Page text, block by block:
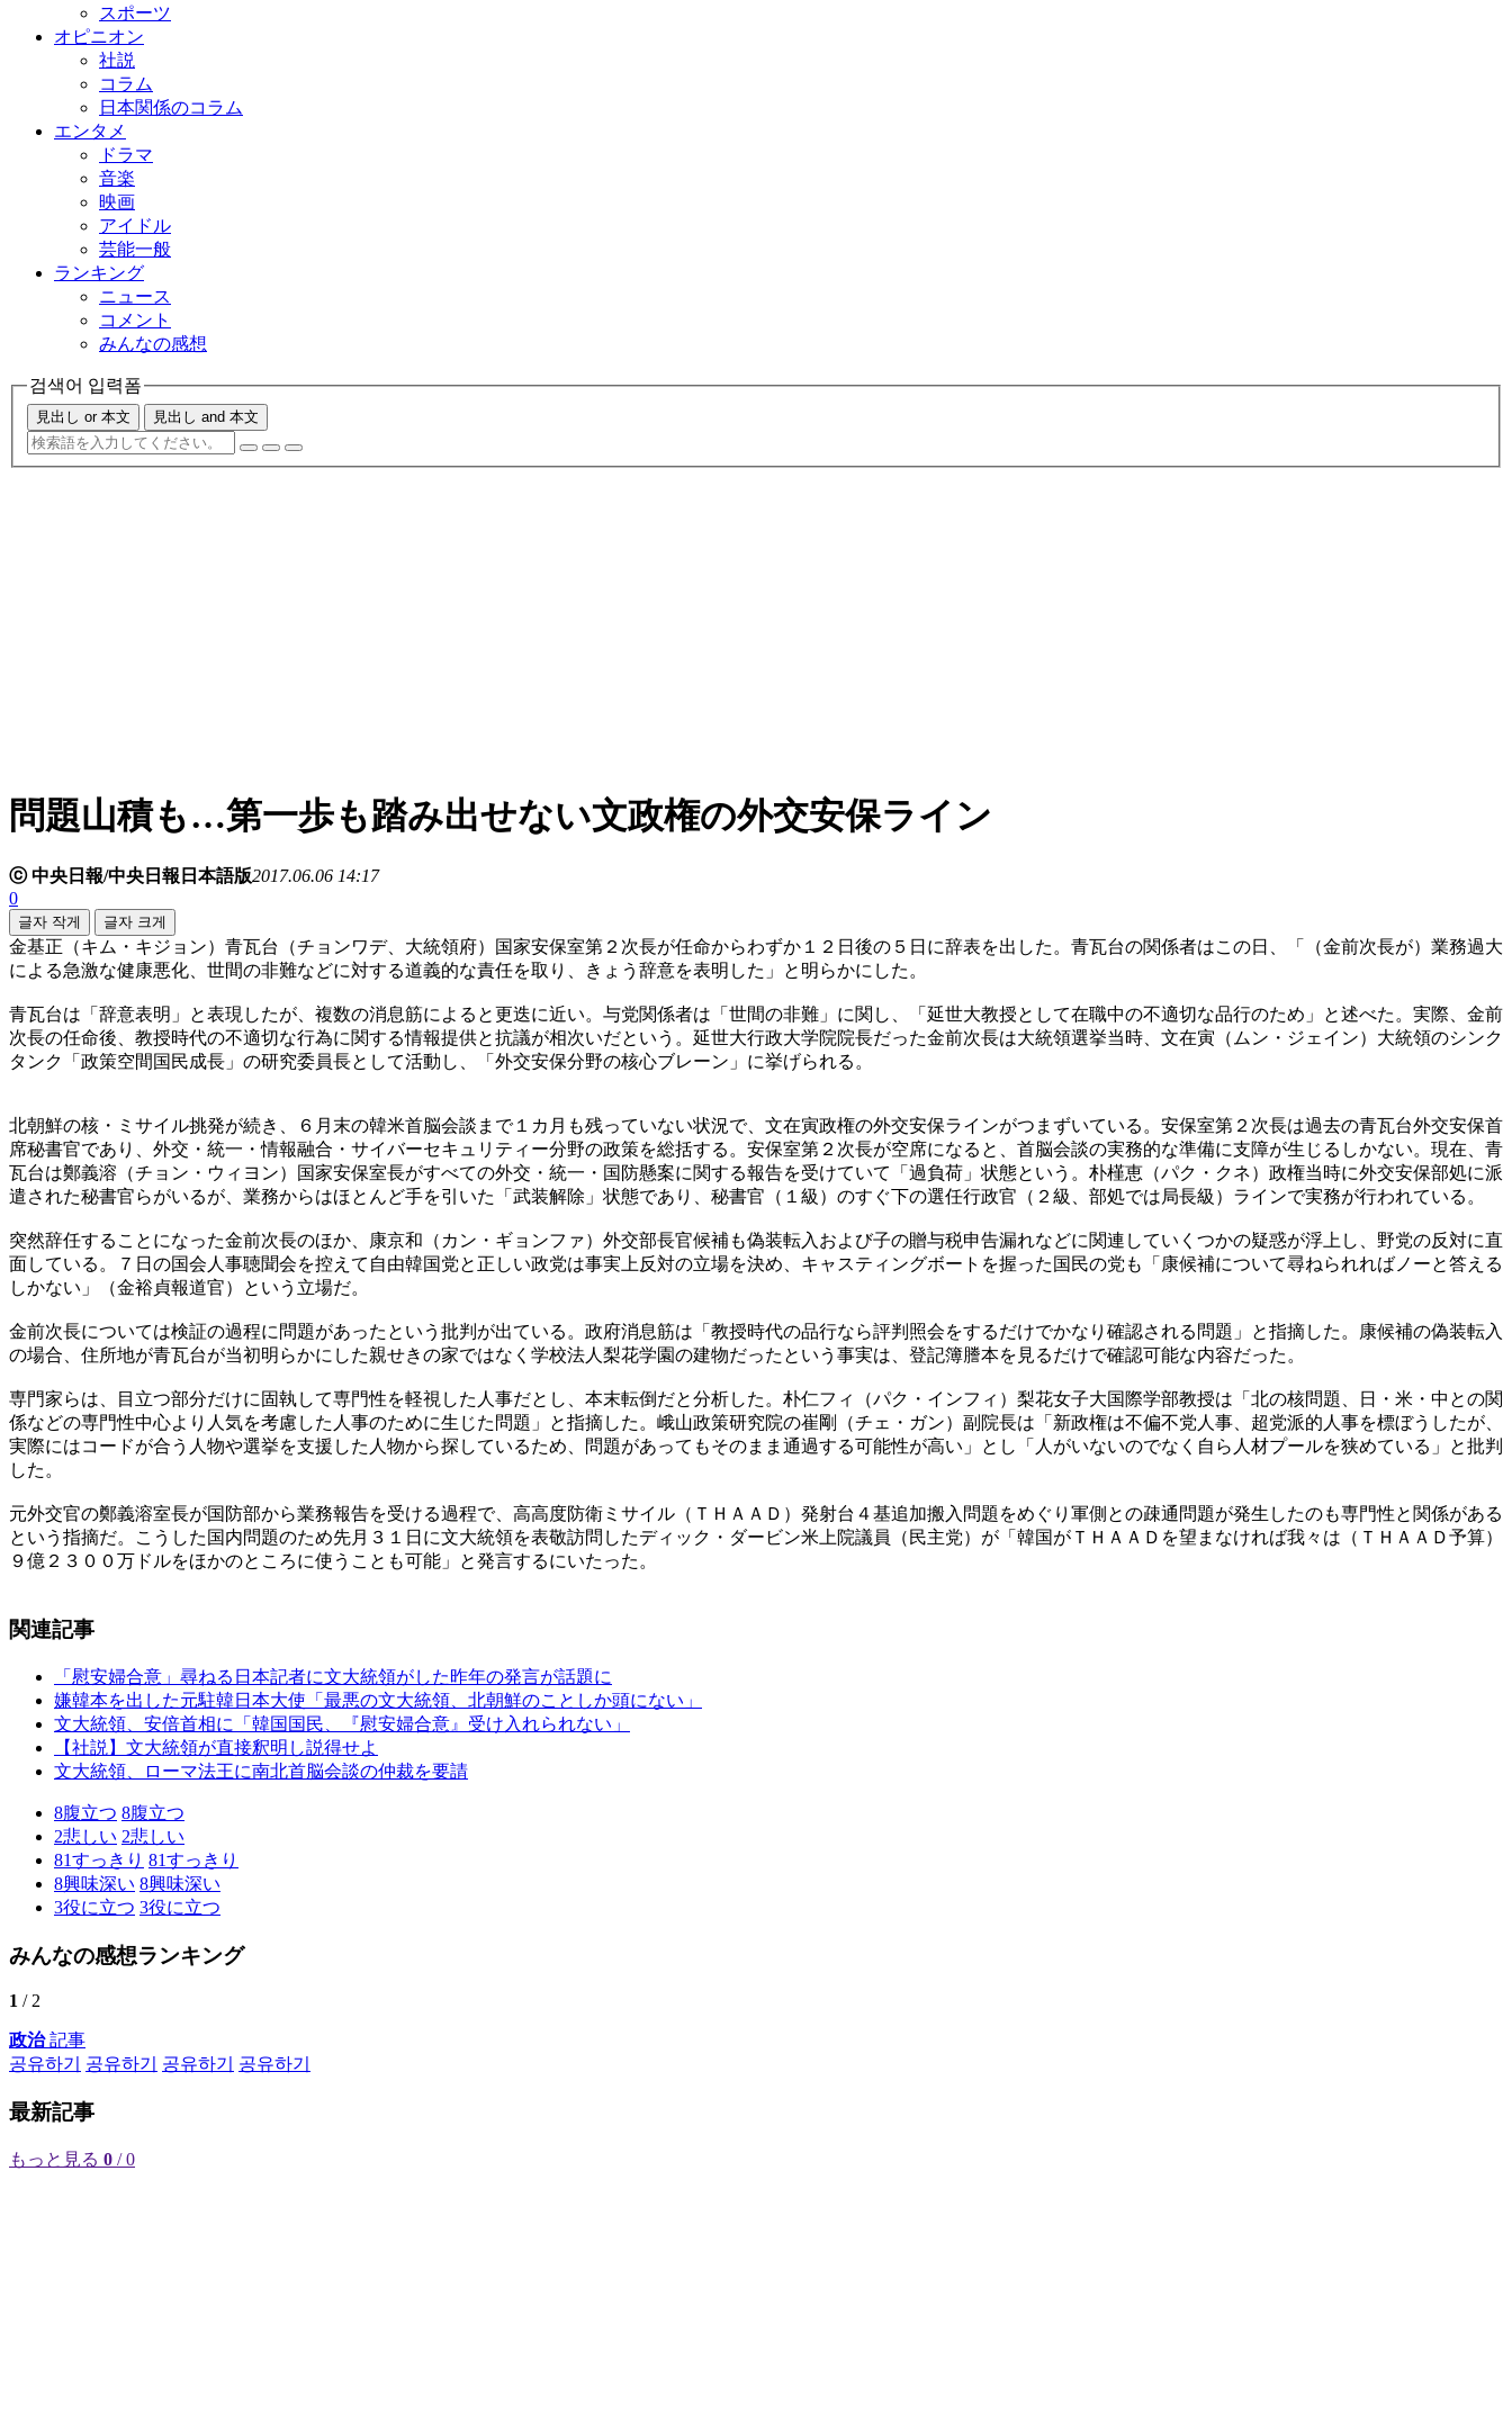
スポーツ
オピニオン
社説
コラム
日本関係のコラム
エンタメ
ドラマ
音楽
映画
アイドル
芸能一般
ランキング
ニュース
コメント
みんなの感想
검색어 입력폼
見出し or 本文 見出し and 本文
問題山積も…第一歩も踏み出せない文政権の外交安保ライン
ⓒ 中央日報/中央日報日本語版2017.06.06 14:17
0
글자 작게 글자 크게
金基正（キム・キジョン）青瓦台（チョンワデ、大統領府）国家安保室第２次長が任命からわずか１２日後の５日に辞表を出した。青瓦台の関係者はこの日、「（金前次長が）業務過大
による急激な健康悪化、世間の非難などに対する道義的な責任を取り、きょう辞意を表明した」と明らかにした。
青瓦台は「辞意表明」と表現したが、複数の消息筋によると更迭に近い。与党関係者は「世間の非難」に関し、「延世大教授として在職中の不適切な品行のため」と述べた。実際、金前
次長の任命後、教授時代の不適切な行為に関する情報提供と抗議が相次いだという。延世大行政大学院院長だった金前次長は大統領選挙当時、文在寅（ムン・ジェイン）大統領のシンク
タンク「政策空間国民成長」の研究委員長として活動し、「外交安保分野の核心ブレーン」に挙げられる。
北朝鮮の核・ミサイル挑発が続き、６月末の韓米首脳会談まで１カ月も残っていない状況で、文在寅政権の外交安保ラインがつまずいている。安保室第２次長は過去の青瓦台外交安保首
席秘書官であり、外交・統一・情報融合・サイバーセキュリティー分野の政策を総括する。安保室第２次長が空席になると、首脳会談の実務的な準備に支障が生じるしかない。現在、青
瓦台は鄭義溶（チョン・ウィヨン）国家安保室長がすべての外交・統一・国防懸案に関する報告を受けていて「過負荷」状態という。朴槿恵（パク・クネ）政権当時に外交安保部処に派
遣された秘書官らがいるが、業務からはほとんど手を引いた「武装解除」状態であり、秘書官（１級）のすぐ下の選任行政官（２級、部処では局長級）ラインで実務が行われている。
突然辞任することになった金前次長のほか、康京和（カン・ギョンファ）外交部長官候補も偽装転入および子の贈与税申告漏れなどに関連していくつかの疑惑が浮上し、野党の反対に直
面している。７日の国会人事聴聞会を控えて自由韓国党と正しい政党は事実上反対の立場を決め、キャスティングボートを握った国民の党も「康候補について尋ねられればノーと答える
しかない」（金裕貞報道官）という立場だ。
金前次長については検証の過程に問題があったという批判が出ている。政府消息筋は「教授時代の品行なら評判照会をするだけでかなり確認される問題」と指摘した。康候補の偽装転入
の場合、住所地が青瓦台が当初明らかにした親せきの家ではなく学校法人梨花学園の建物だったという事実は、登記簿謄本を見るだけで確認可能な内容だった。
専門家らは、目立つ部分だけに固執して専門性を軽視した人事だとし、本末転倒だと分析した。朴仁フィ（パク・インフィ）梨花女子大国際学部教授は「北の核問題、日・米・中との関
係などの専門性中心より人気を考慮した人事のために生じた問題」と指摘した。峨山政策研究院の崔剛（チェ・ガン）副院長は「新政権は不偏不党人事、超党派的人事を標ぼうしたが、
実際にはコードが合う人物や選挙を支援した人物から探しているため、問題があってもそのまま通過する可能性が高い」とし「人がいないのでなく自ら人材プールを狭めている」と批判
した。
元外交官の鄭義溶室長が国防部から業務報告を受ける過程で、高高度防衛ミサイル（ＴＨＡＡＤ）発射台４基追加搬入問題をめぐり軍側との疎通問題が発生したのも専門性と関係がある
という指摘だ。こうした国内問題のため先月３１日に文大統領を表敬訪問したディック・ダービン米上院議員（民主党）が「韓国がＴＨＡＡＤを望まなければ我々は（ＴＨＡＡＤ予算）
９億２３００万ドルをほかのところに使うことも可能」と発言するにいたった。
関連記事
「慰安婦合意」尋ねる日本記者に文大統領がした昨年の発言が話題に
嫌韓本を出した元駐韓日本大使「最悪の文大統領、北朝鮮のことしか頭にない」
文大統領、安倍首相に「韓国国民、『慰安婦合意』受け入れられない」
【社説】文大統領が直接釈明し説得せよ
文大統領、ローマ法王に南北首脳会談の仲裁を要請
8腹立つ 8腹立つ
2悲しい 2悲しい
81すっきり 81すっきり
8興味深い 8興味深い
3役に立つ 3役に立つ
みんなの感想ランキング
1 / 2
政治記事
공유하기
공유하기 공유하기 공유하기
最新記事
もっと見る 0 / 0